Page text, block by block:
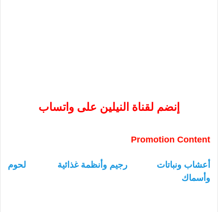
إنضم لقناة النيلين على واتساب
Promotion Content
أعشاب ونباتات رجيم وأنظمة غذائية
لحوم
وأسماك